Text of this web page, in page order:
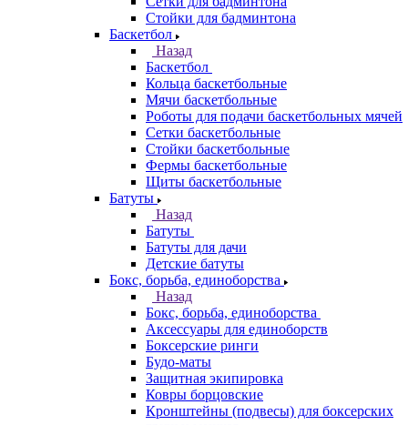
Стойки для бадминтона
Баскетбол
Назад
Баскетбол
Кольца баскетбольные
Мячи баскетбольные
Роботы для подачи баскетбольных мячей
Сетки баскетбольные
Стойки баскетбольные
Фермы баскетбольные
Щиты баскетбольные
Батуты
Назад
Батуты
Батуты для дачи
Детские батуты
Бокс, борьба, единоборства
Назад
Бокс, борьба, единоборства
Аксессуары для единоборств
Боксерские ринги
Будо-маты
Защитная экипировка
Ковры борцовские
Кронштейны (подвесы) для боксерских